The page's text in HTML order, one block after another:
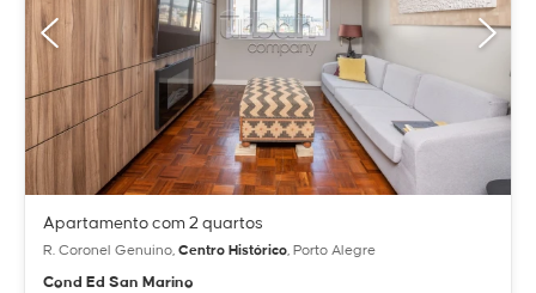
Apartamento com 2 quartos
R. Coronel Genuino, Centro Histórico, Porto Alegre
Cond Ed San Marino